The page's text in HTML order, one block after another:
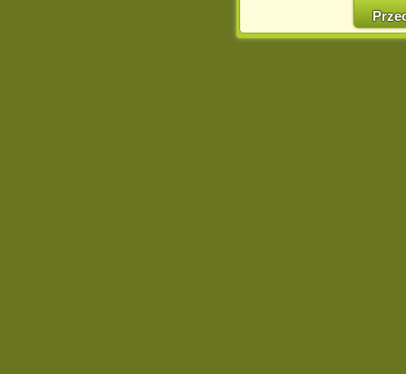
w naszej
http://chomikuj.pl/